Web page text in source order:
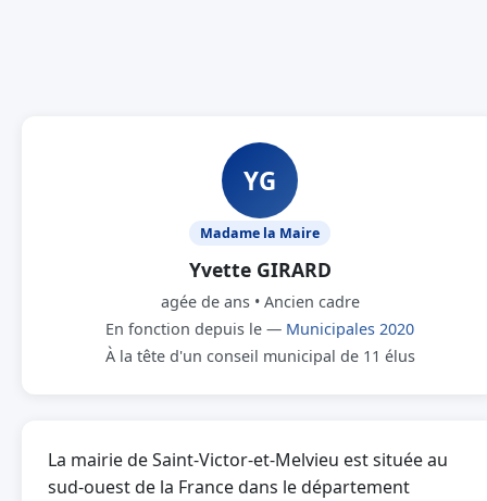
YG
Madame la Maire
Yvette GIRARD
agée de ans • Ancien cadre
En fonction depuis le — Municipales 2020
À la tête d'un conseil municipal de 11 élus
La mairie de Saint-Victor-et-Melvieu est située au
sud-ouest de la France dans le département